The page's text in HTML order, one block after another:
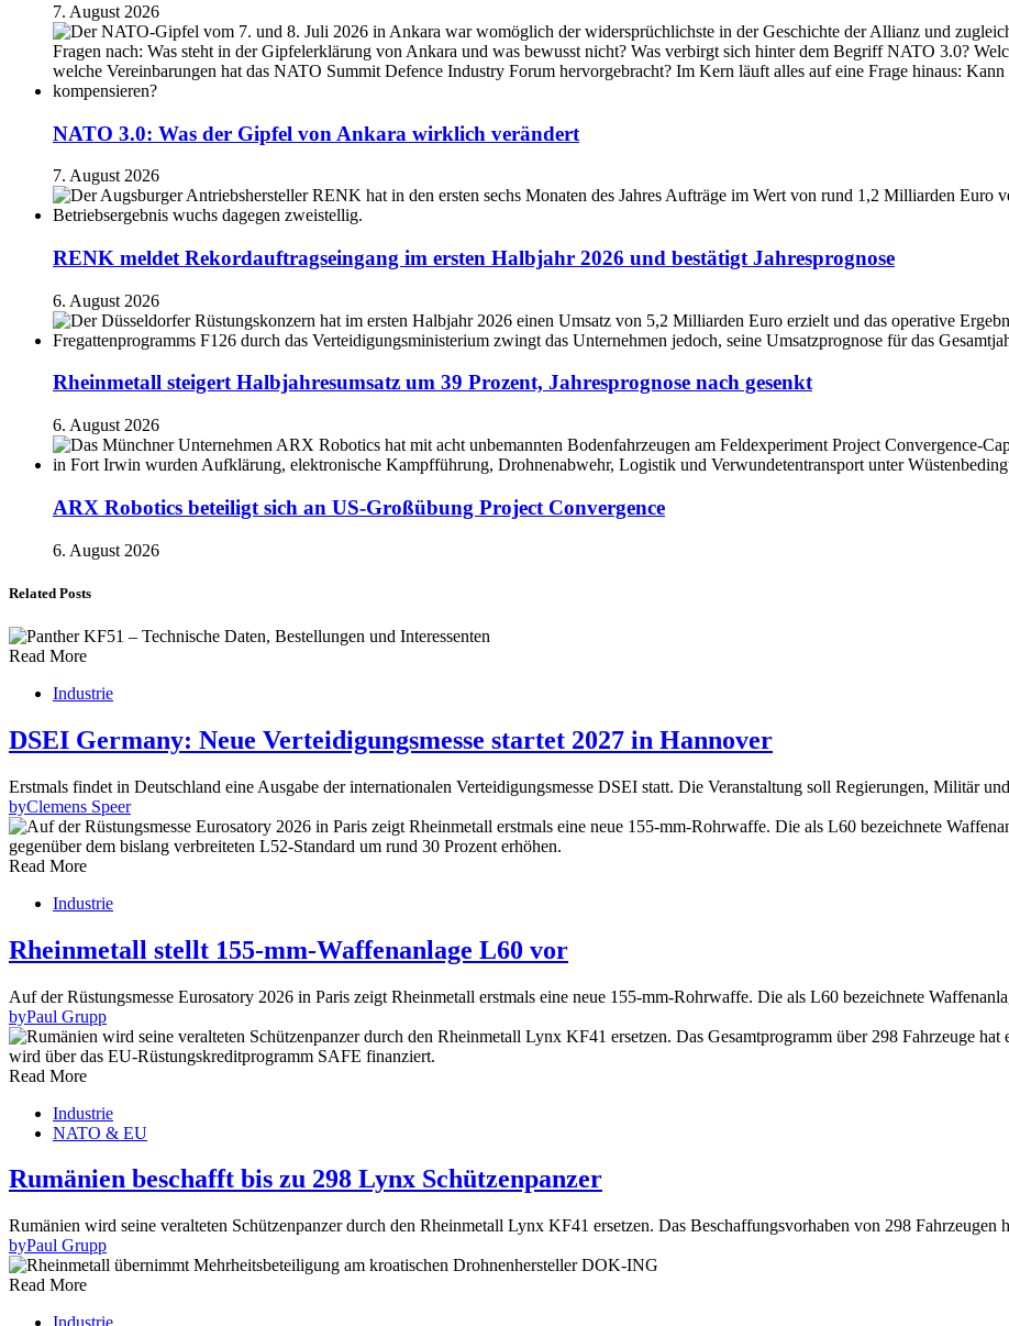
7. August 2026
NATO 3.0: Was der Gipfel von Ankara wirklich verändert
7. August 2026
RENK meldet Rekordauftragseingang im ersten Halbjahr 2026 und bestätigt Jahresprognose
6. August 2026
Rheinmetall steigert Halbjahresumsatz um 39 Prozent, Jahresprognose nach gesenkt
6. August 2026
ARX Robotics beteiligt sich an US-Großübung Project Convergence
6. August 2026
Related Posts
Read More
Industrie
DSEI Germany: Neue Verteidigungsmesse startet 2027 in Hannover
Erstmals findet in Deutschland eine Ausgabe der internationalen Verteidigungsmesse DSEI statt. Die Veranstaltung soll Regierungen, Militär
byClemens Speer
Read More
Industrie
Rheinmetall stellt 155-mm-Waffenanlage L60 vor
Auf der Rüstungsmesse Eurosatory 2026 in Paris zeigt Rheinmetall erstmals eine neue 155-mm-Rohrwaffe. Die als L60 bezeichnete
byPaul Grupp
Read More
Industrie
NATO & EU
Rumänien beschafft bis zu 298 Lynx Schützenpanzer
Rumänien wird seine veralteten Schützenpanzer durch den Rheinmetall Lynx KF41 ersetzen. Das Beschaffungsvorhaben von 298 Fahrzeugen
byPaul Grupp
Read More